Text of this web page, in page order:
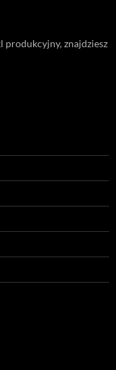
produkcyjny, znajdziesz